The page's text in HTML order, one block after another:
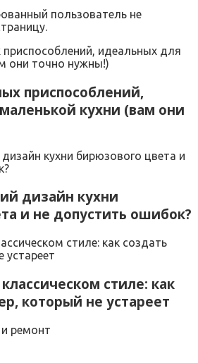
пользователь не
приспособлений,
кухни (вам они
дизайн кухни
и не допустить ошибок?
стиле: как
который не устареет
ремонт